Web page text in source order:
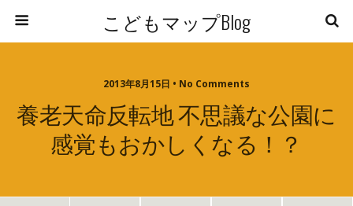
こどもマップBlog
2013年8月15日 • No Comments
養老天命反転地 不思議な公園に
感覚もおかしくなる！？